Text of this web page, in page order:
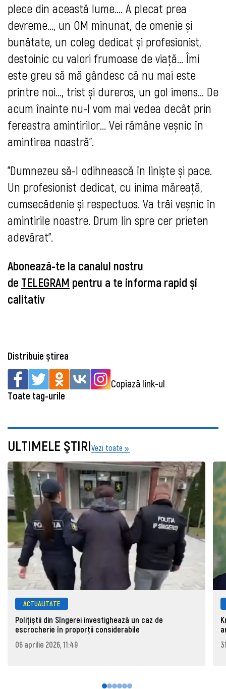
plece din această lume.... A plecat prea
devreme..., un OM minunat, de omenie și
bunătate, un coleg dedicat și profesionist,
destoinic cu valori frumoase de viață... Îmi
este greu să mă gândesc că nu mai este
printre noi..., trist și dureros, un gol imens... De
acum înainte nu-l vom mai vedea decât prin
fereastra amintirilor... Vei rămâne veșnic în
amintirea noastră".
"Dumnezeu să-l odihnească în liniște și pace.
Un profesionist dedicat, cu inima măreață,
cumsecădenie și respectuos. Va trăi veșnic în
amintirile noastre. Drum lin spre cer prieten
adevărat".
Abonează-te la canalul nostru
de TELEGRAM pentru a te informa rapid și
calitativ
Distribuie știrea
Copiază link-ul
Toate tag-urile
ULTIMELE ŞTIRIVezi toate
ACTUALITATE
Polițiștii din Sîngerei investighează un caz de
escrocherie în proporții considerabile
06 aprilie 2026, 11:49